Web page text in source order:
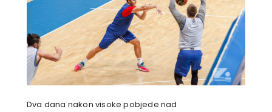
Dva dana nakon visoke pobjede nad